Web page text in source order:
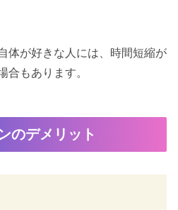
体が好きな人には、時間短縮が
合もあります。
のデメリット